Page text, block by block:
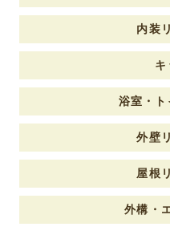
内装
キ
浴室・ト
外壁
屋根
外構・